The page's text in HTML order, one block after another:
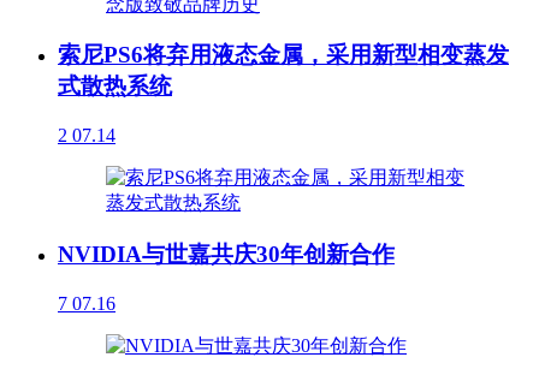
索尼PS6将弃用液态金属，采用新型相变蒸发
式散热系统
2 07.14
NVIDIA与世嘉共庆30年创新合作
7 07.16